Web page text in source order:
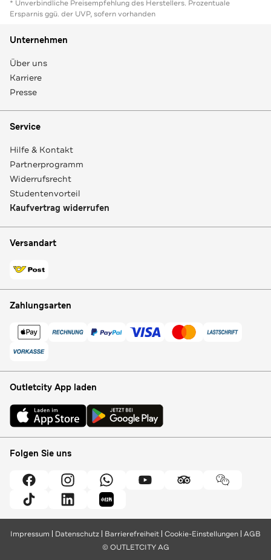
* Unverbindliche Preisempfehlung des Herstellers. Prozentuale
Ersparnis ggü. der UVP, sofern vorhanden
Unternehmen
Über uns
Karriere
Presse
Service
Hilfe & Kontakt
Partnerprogramm
Widerrufsrecht
Studentenvorteil
Kaufvertrag widerrufen
Versandart
Zahlungsarten
Outletcity App laden
Folgen Sie uns
Impressum Datenschutz Barrierefreiheit Cookie-Einstellungen AGB
© OUTLETCITY AG